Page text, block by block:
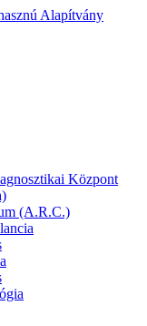
Alapítvány
Központ
(A.R.C.)